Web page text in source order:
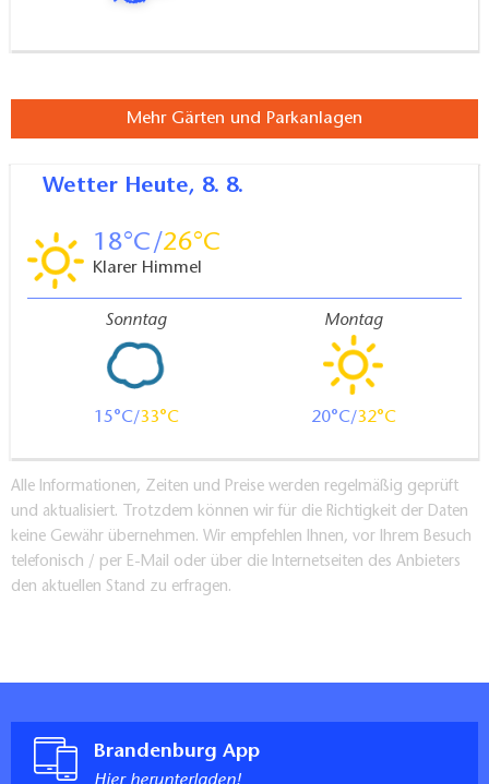
Mehr Gärten und Parkanlagen
Wetter Heute, 8. 8.
18 26
Klarer Himmel
Sonntag
15 33
Montag
20 32
Alle Informationen, Zeiten und Preise werden regelmäßig geprüft
und aktualisiert. Trotzdem können wir für die Richtigkeit der Daten
keine Gewähr übernehmen. Wir empfehlen Ihnen, vor Ihrem Besuch
telefonisch / per E-Mail oder über die Internetseiten des Anbieters
den aktuellen Stand zu erfragen.
Brandenburg App